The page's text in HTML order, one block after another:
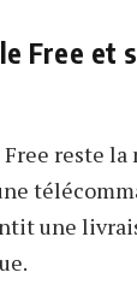
Free et
reste
une